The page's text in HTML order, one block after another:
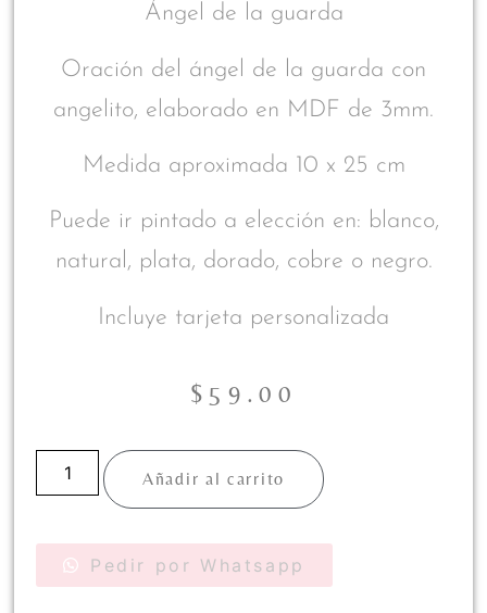
Ángel de la guarda
Oración del ángel de la guarda con
angelito, elaborado en MDF de 3mm.
Medida aproximada 10 x 25 cm
Puede ir pintado a elección en: blanco,
natural, plata, dorado, cobre o negro.
Incluye tarjeta personalizada
$ 59.00
Añadir al carrito
Pedir por Whatsapp